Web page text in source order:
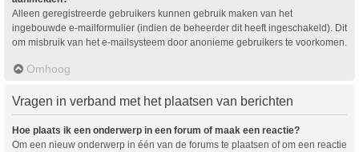
Alleen geregistreerde gebruikers kunnen gebruik maken van het
ingebouwde e-mailformulier (indien de beheerder dit heeft ingeschakeld). Dit
om misbruik van het e-mailsysteem door anonieme gebruikers te voorkomen.
Omhoog
Vragen in verband met het plaatsen van berichten
Hoe plaats ik een onderwerp in een forum of maak een reactie?
Om een nieuw onderwerp in één van de forums te plaatsen of om een reactie